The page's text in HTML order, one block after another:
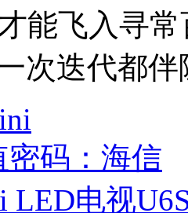
能飞入寻
次迭代都